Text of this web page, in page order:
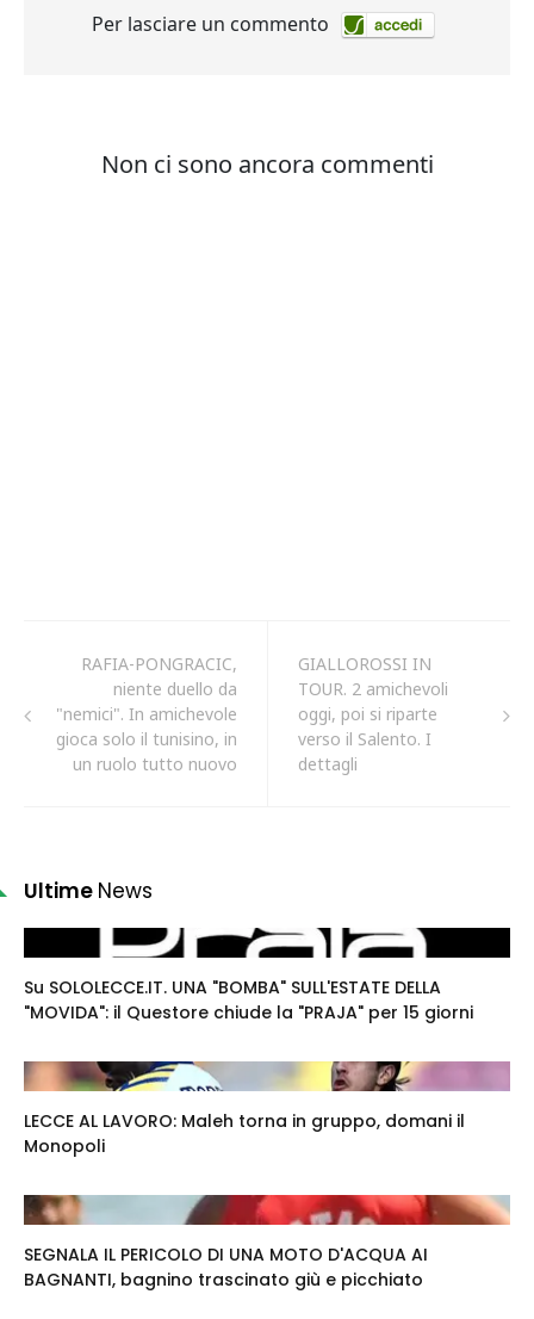
RAFIA-PONGRACIC,
niente duello da
"nemici". In amichevole
gioca solo il tunisino, in
un ruolo tutto nuovo
GIALLOROSSI IN
TOUR. 2 amichevoli
oggi, poi si riparte
verso il Salento. I
dettagli
Ultime News
Su SOLOLECCE.IT. UNA "BOMBA" SULL'ESTATE DELLA
"MOVIDA": il Questore chiude la "PRAJA" per 15 giorni
LECCE AL LAVORO: Maleh torna in gruppo, domani il
Monopoli
SEGNALA IL PERICOLO DI UNA MOTO D'ACQUA AI
BAGNANTI, bagnino trascinato giù e picchiato